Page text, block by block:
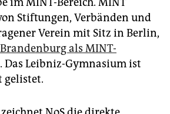
Stiftungen, Verbänden und
Verein mit Sitz in Berlin,
als MINT-
Das Leibniz-Gymnasium ist
gelistet.